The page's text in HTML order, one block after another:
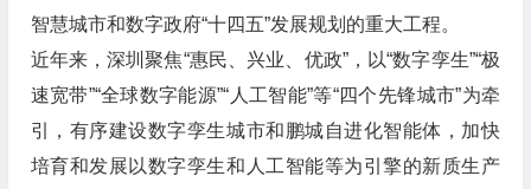
智慧城市和数字政府“十四五”发展规划的重大工程。
近年来，深圳聚焦“惠民、兴业、优政”，以“数字孪生”“极
速宽带”“全球数字能源”“人工智能”等“四个先锋城市”为牵
引，有序建设数字孪生城市和鹏城自进化智能体，加快
培育和发展以数字孪生和人工智能等为引擎的新质生产